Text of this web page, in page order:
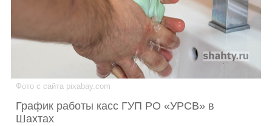
Инфо
Гороскоп
Фото с сайта pixabay.com
График работы касс ГУП РО «УРСВ» в
Шахтах